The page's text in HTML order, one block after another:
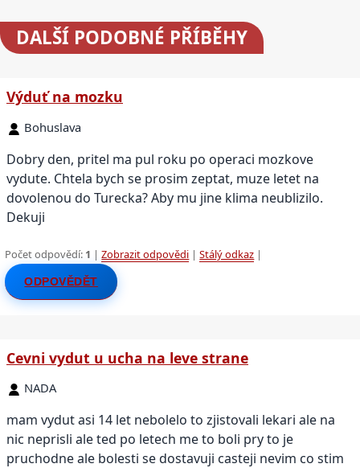
DALŠÍ PODOBNÉ PŘÍBĚHY
Výduť na mozku
Bohuslava
Dobry den, pritel ma pul roku po operaci mozkove
vydute. Chtela bych se prosim zeptat, muze letet na
dovolenou do Turecka? Aby mu jine klima neublizilo.
Dekuji
Počet odpovědí: 1 |Zobrazit odpovědi |Stálý odkaz |
ODPOVĚDĚT
Cevni vydut u ucha na leve strane
NADA
mam vydut asi 14 let nebolelo to zjistovali lekari ale na
nic neprisli ale ted po letech me to boli pry to je
pruchodne ale bolesti se dostavuji casteji nevim co stim